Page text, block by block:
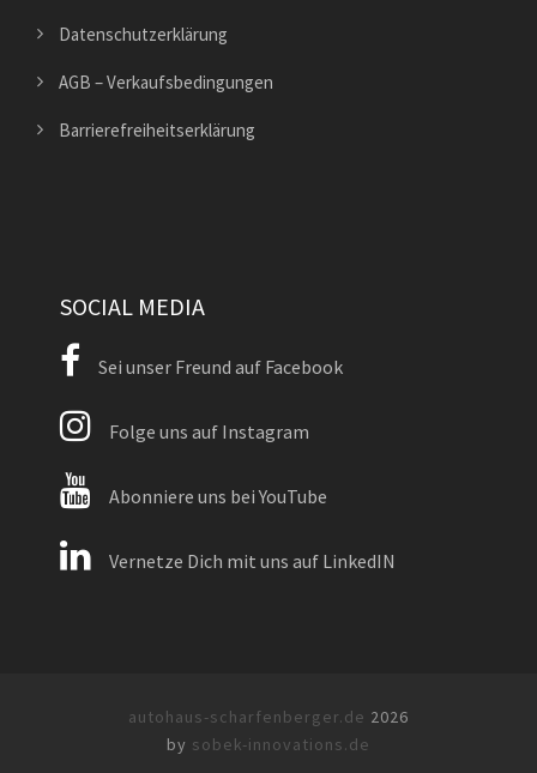
Datenschutzerklärung
AGB – Verkaufsbedingungen
Barrierefreiheitserklärung
SOCIAL MEDIA
Sei unser Freund auf Facebook
Folge uns auf Instagram
Abonniere uns bei YouTube
Vernetze Dich mit uns auf LinkedIN
autohaus-scharfenberger.de 2026
by sobek-innovations.de